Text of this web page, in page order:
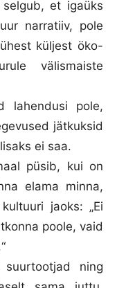
et igaüks
narratiiv, pole
küljest öko-
välismaiste
lahendusi pole,
jätkuksid
ei saa.
püsib, kui on
elama minna,
jaoks: „Ei
poole, vaid
ning